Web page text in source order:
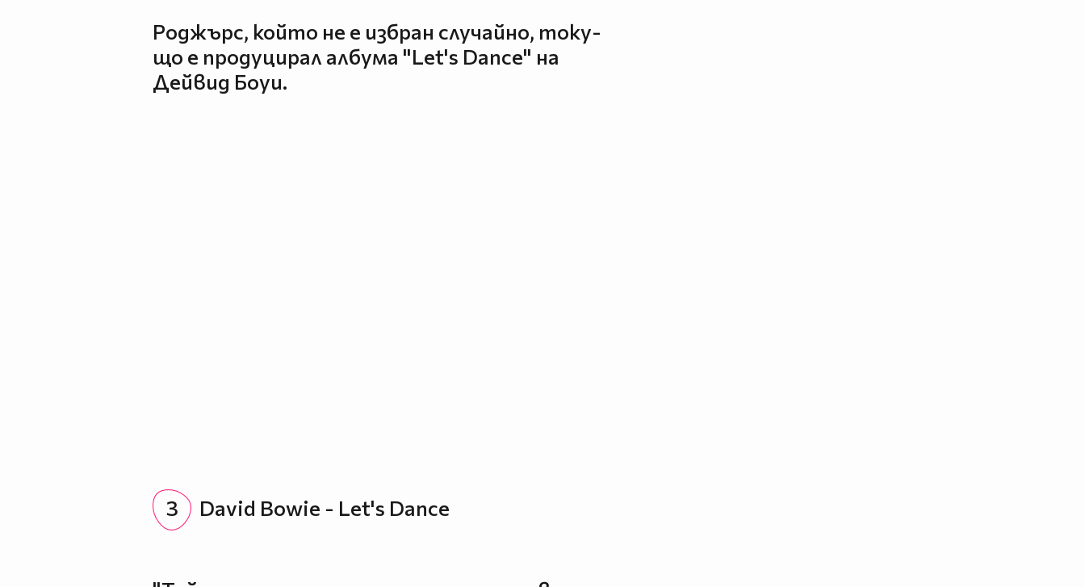
Роджърс, който не е избран случайно, току-
що е продуцирал албума "Let's Dance" на
Дейвид Боуи.
3 David Bowie - Let's Dance